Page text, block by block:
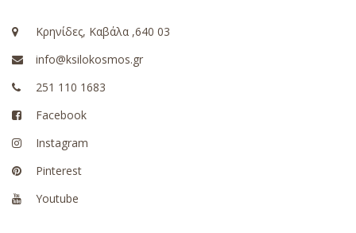
Κρηνίδες, Καβάλα ,640 03
info@ksilokosmos.gr
251 110 1683
Facebook
Instagram
Pinterest
Youtube